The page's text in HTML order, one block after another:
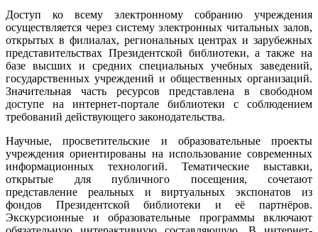
Доступ ко всему электронному собранию учреждения
осуществляется через систему электронных читальных залов,
открытых в филиалах, региональных центрах и зарубежных
представительствах Президентской библиотеки, а также на
базе высших и средних специальных учебных заведений,
государственных учреждений и общественных организаций.
Значительная часть ресурсов представлена в свободном
доступе на интернет-портале библиотеки с соблюдением
требований действующего законодательства.
Научные, просветительские и образовательные проекты
учреждения ориентированы на использование современных
информационных технологий. Тематические выставки,
открытые для публичного посещения, сочетают
представление реальных и виртуальных экспонатов из
фондов Президентской библиотеки и её партнёров.
Экскурсионные и образовательные программы включают